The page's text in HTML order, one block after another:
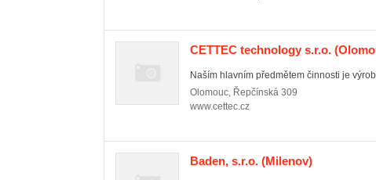
CETTEC technology s.r.o.
Naším hlavním předmětem činnosti je
Olomouc, Řepčínská 309
www.cettec.cz
Baden, s.r.o. (Milenov)